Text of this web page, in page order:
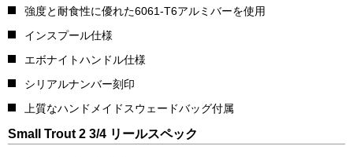
強度と耐食性に優れた6061-T6アルミバーを使用
インスプール仕様
エボナイトハンドル仕様
シリアルナンバー刻印
上質なハンドメイドスウェードバッグ付属
Small Trout 2 3/4 リールスペック